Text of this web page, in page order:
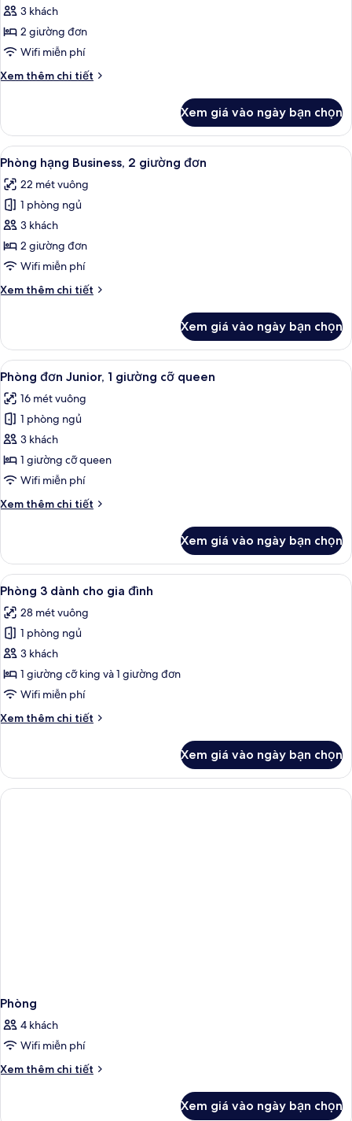
king
Phòng
Tiêu
chuẩn,
giường
3 khách
2 giường đơn
Wifi miễn phí
Xem thêm chi tiết
Chi
Phòng
Tiêu
chuẩn,
giường
đơn
Xem giá vào ngày bạn chọn
Xem
tất
cả
ảnh
Phòng
hạng
Business,
giường
Minibar, két bảo mật tại phòng, bàn,
4
Phòng hạng Business, 2 giường đơn
22 mét vuông
1 phòng ngủ
3 khách
2 giường đơn
Wifi miễn phí
Xem thêm chi tiết
Chi
Phòng
hạng
Business,
giường
đơn
Xem giá vào ngày bạn chọn
Xem
tất
cả
ảnh
Phòng
đơn
Junior,
giường
Phòng đơn Junior, 1 giường cỡ
4
Phòng đơn Junior, 1 giường cỡ queen
16 mét vuông
1 phòng ngủ
3 khách
1 giường cỡ queen
Wifi miễn phí
Xem thêm chi tiết
Chi
Phòng
đơn
Junior,
giường
cỡ
queen
Xem giá vào ngày bạn chọn
Xem
tất
cả
ảnh
Phòng
3
dành
gia
Phòng 3 dành cho gia đình |
4
Phòng 3 dành cho gia đình
28 mét vuông
1 phòng ngủ
3 khách
1 giường cỡ king và 1 giường đơn
Wifi miễn phí
Xem thêm chi tiết
Chi
Phòng
dành
Xem giá vào ngày bạn chọn
Phòng
4 khách
Wifi miễn phí
Xem thêm chi tiết
Chi
Xem giá vào ngày bạn chọn